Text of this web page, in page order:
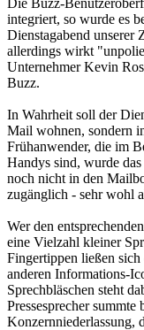
integriert, so wurde es
Dienstagabend unserer
allerdings wirkt
Unternehmer Kevin
Buzz.
In Wahrheit soll der
Mail wohnen, sondern
Frühanwender, die im
Handys sind, wurde
noch nicht in den
zugänglich - sehr wohl
Wer den
eine Vielzahl kleiner
Fingertippen ließen
anderen Informations-
Sprechbläschen steht
Pressesprecher summte
Konzernniederlassung,